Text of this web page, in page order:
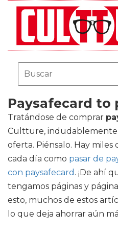
Paysafecard to
Tratándose de comprar
Cultture,
oferta. Piénsalo. Hay
cada día como pasar de
con paysafecard . ¡De ahí
tengamos páginas y
esto, muchos de estos
lo que deja ahorrar aún